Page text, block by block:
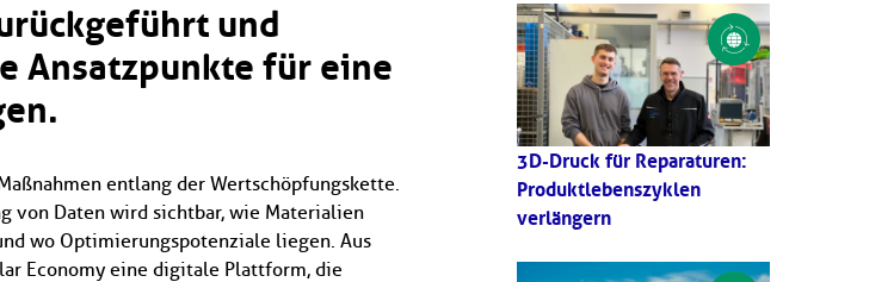
und
Ansatzpunkte für eine
entlang der Wertschöpfungskette.
von Daten wird sichtbar, wie Materialien
wo Optimierungspotenziale liegen. Aus
Economy eine digitale Plattform, die
3D-Druck für Reparaturen:
Produktlebenszyklen
verlängern